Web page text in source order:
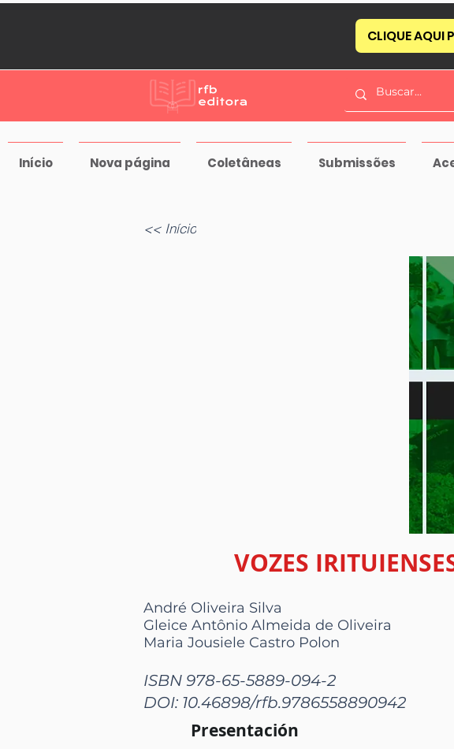
CLIQUE AQUI
Início Nova página Coletâneas Submissões
<< Início
VOZES
André Oliveira Silva
Gleice Antônio Almeida de Oliveira
Maria Jousiele Castro Polon
ISBN 978-65-5889-094-2
DOI: 10.46898/rfb.9786558890942
Presentación